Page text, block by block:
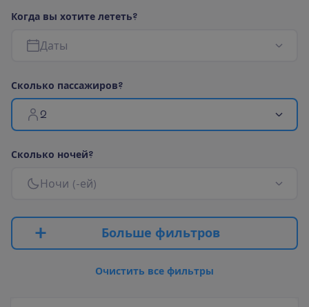
Когда вы хотите лететь?
Даты
Сколько пассажиров?
2
Сколько ночей?
Ночи (-ей)
Больше фильтров
Очистить все фильтры